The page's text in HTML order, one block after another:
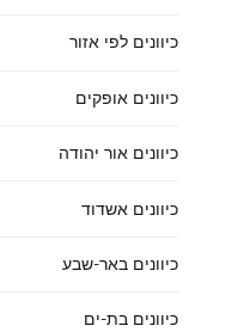
כיוונים לפי אזור
כיוונים אופקים
כיוונים אור יהודה
כיוונים אשדוד
כיוונים באר-שבע
כיוונים בת-ים